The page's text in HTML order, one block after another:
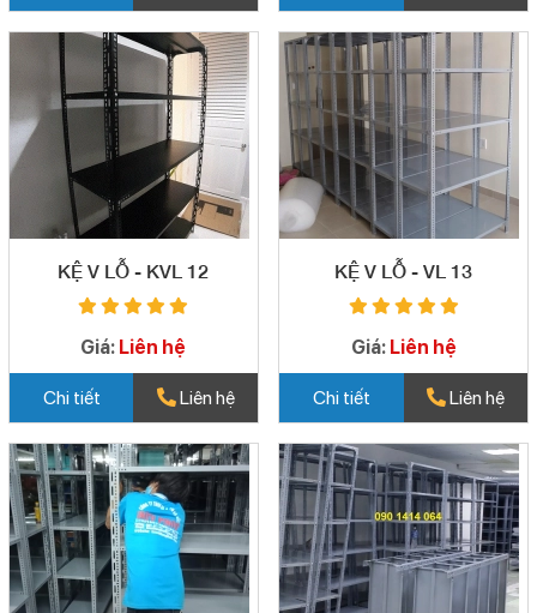
KỆ V LỖ - KVL 12
Giá: Liên hệ
Chi tiết Liên hệ
KỆ V LỖ - VL 13
Giá: Liên hệ
Chi tiết Liên hệ